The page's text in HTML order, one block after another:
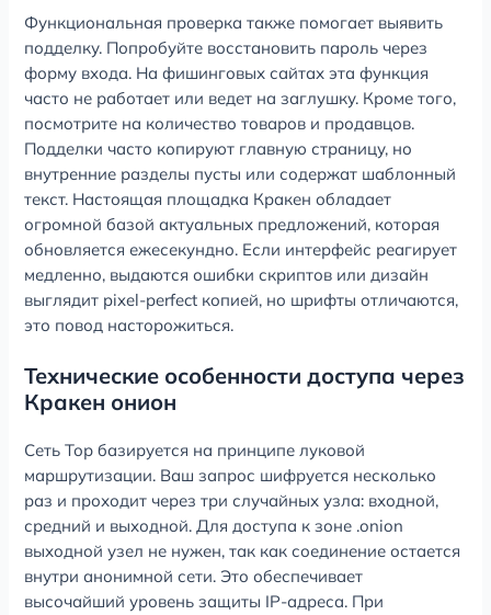
Функциональная проверка также помогает выявить
подделку. Попробуйте восстановить пароль через
форму входа. На фишинговых сайтах эта функция
часто не работает или ведет на заглушку. Кроме того,
посмотрите на количество товаров и продавцов.
Подделки часто копируют главную страницу, но
внутренние разделы пусты или содержат шаблонный
текст. Настоящая площадка Кракен обладает
огромной базой актуальных предложений, которая
обновляется ежесекундно. Если интерфейс реагирует
медленно, выдаются ошибки скриптов или дизайн
выглядит pixel-perfect копией, но шрифты отличаются,
это повод насторожиться.
Технические особенности доступа через
Кракен онион
Сеть Тор базируется на принципе луковой
маршрутизации. Ваш запрос шифруется несколько
раз и проходит через три случайных узла: входной,
средний и выходной. Для доступа к зоне .onion
выходной узел не нужен, так как соединение остается
внутри анонимной сети. Это обеспечивает
высочайший уровень защиты IP-адреса. При